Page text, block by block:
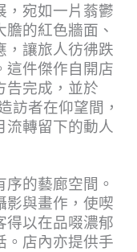
，宛如一片蓊鬱
的紅色牆面、
，讓旅人彷彿跌
這件傑作自開店
告完成，並於
訪者在仰望間，
流轉留下的動人
的藝廊空間。
影與畫作，使喫
得以在品啜濃郁
。店內亦提供手